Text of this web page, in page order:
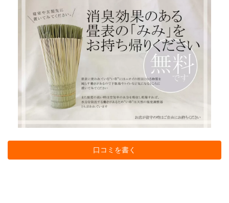
口コミを書く